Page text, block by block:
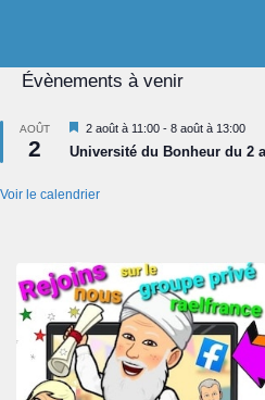
Évènements à venir
AOÛT
2
Mis
en
avant
2 août à 11:00 - 8 août à 13:00
Université du Bonheur du 2
Voir le calendrier